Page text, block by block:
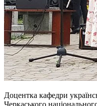
Доцентка кафедри
Черкаського